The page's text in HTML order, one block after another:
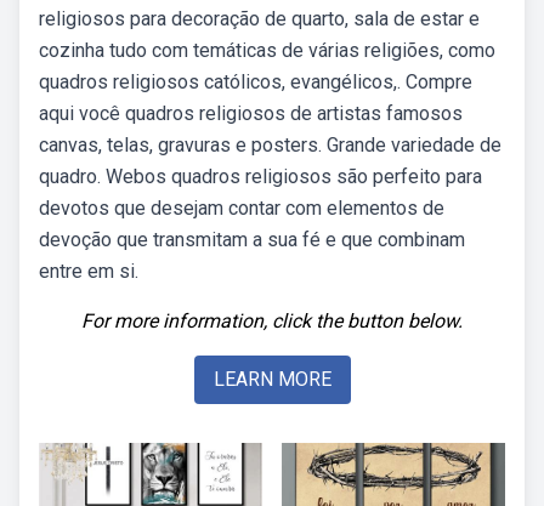
religiosos para decoração de quarto, sala de estar e
cozinha tudo com temáticas de várias religiões, como
quadros religiosos católicos, evangélicos,. Compre
aqui você quadros religiosos de artistas famosos
canvas, telas, gravuras e posters. Grande variedade de
quadro. Webos quadros religiosos são perfeito para
devotos que desejam contar com elementos de
devoção que transmitam a sua fé e que combinam
entre em si.
For more information, click the button below.
LEARN MORE